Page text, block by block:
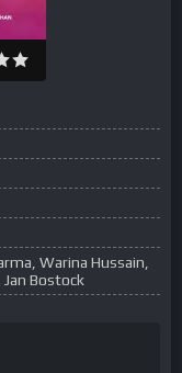
Warina Hussain,
Bostock